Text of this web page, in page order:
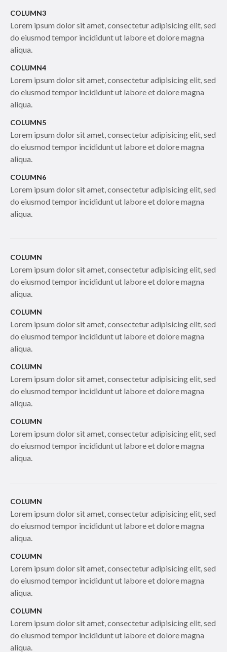
COLUMN3
Lorem ipsum dolor sit amet, consectetur adipisicing elit, sed
do eiusmod tempor incididunt ut labore et dolore magna
aliqua.
COLUMN4
Lorem ipsum dolor sit amet, consectetur adipisicing elit, sed
do eiusmod tempor incididunt ut labore et dolore magna
aliqua.
COLUMN5
Lorem ipsum dolor sit amet, consectetur adipisicing elit, sed
do eiusmod tempor incididunt ut labore et dolore magna
aliqua.
COLUMN6
Lorem ipsum dolor sit amet, consectetur adipisicing elit, sed
do eiusmod tempor incididunt ut labore et dolore magna
aliqua.
COLUMN
Lorem ipsum dolor sit amet, consectetur adipisicing elit, sed
do eiusmod tempor incididunt ut labore et dolore magna
aliqua.
COLUMN
Lorem ipsum dolor sit amet, consectetur adipisicing elit, sed
do eiusmod tempor incididunt ut labore et dolore magna
aliqua.
COLUMN
Lorem ipsum dolor sit amet, consectetur adipisicing elit, sed
do eiusmod tempor incididunt ut labore et dolore magna
aliqua.
COLUMN
Lorem ipsum dolor sit amet, consectetur adipisicing elit, sed
do eiusmod tempor incididunt ut labore et dolore magna
aliqua.
COLUMN
Lorem ipsum dolor sit amet, consectetur adipisicing elit, sed
do eiusmod tempor incididunt ut labore et dolore magna
aliqua.
COLUMN
Lorem ipsum dolor sit amet, consectetur adipisicing elit, sed
do eiusmod tempor incididunt ut labore et dolore magna
aliqua.
COLUMN
Lorem ipsum dolor sit amet, consectetur adipisicing elit, sed
do eiusmod tempor incididunt ut labore et dolore magna
aliqua.